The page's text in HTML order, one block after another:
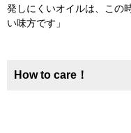
発しにくいオイルは、この
い味方です」
How to care！